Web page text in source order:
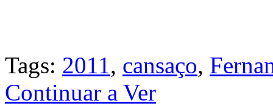
Tags: 2011, cansaço,
Continuar a Ver